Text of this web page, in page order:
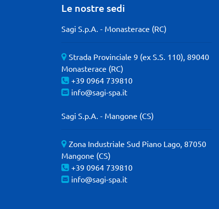
Le nostre sedi
Sagi S.p.A. - Monasterace (RC)
Strada Provinciale 9 (ex S.S. 110), 89040
Monasterace (RC)
+39 0964 739810
info@sagi-spa.it
Sagi S.p.A. - Mangone (CS)
Zona Industriale Sud Piano Lago, 87050
Mangone (CS)
+39 0964 739810
info@sagi-spa.it